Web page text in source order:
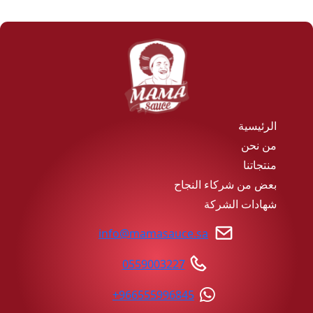
الرئيسية
من نحن
منتجاتنا
بعض من شركاء النجاح
شهادات الشركة
info@mamasauce.sa
0559003227
+966555996845